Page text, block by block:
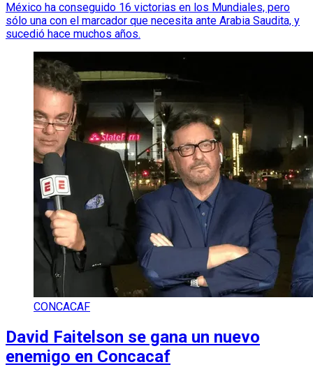
México ha conseguido 16 victorias en los Mundiales, pero
sólo una con el marcador que necesita ante Arabia Saudita, y
sucedió hace muchos años.
CONCACAF
David Faitelson se gana un nuevo
enemigo en Concacaf